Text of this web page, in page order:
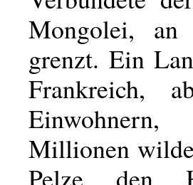
Mongolei,
grenzt. Ein
Frankreich,
Millionen